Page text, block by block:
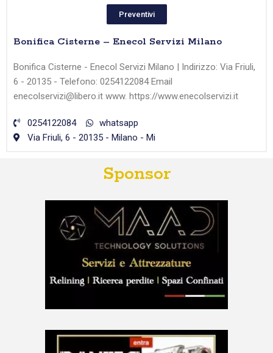
Preventivi
Bonifica Cisterne – Enecol Servizi Milano
Bonifica Cisterne - Enecol Servizi Milano | Indirizzo: Via Friuli,
6 - 20135 - Telefono: 0254122084 Email
enecolservizi@libero.it www. https://www.enecolservizi.it
0254122084
whatsapp
Via Friuli, 6 - 20135 - Milano - Mi
Sponsor